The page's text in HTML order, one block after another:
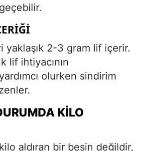
yaklaşık 2-3 gram lif içerir.
lif ihtiyacının
olurken sindirim
KILO
aldıran bir besin değildir,